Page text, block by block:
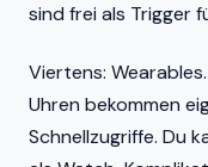
sind frei als Trigger
Viertens:
Uhren bekommen
Schnellzugriffe. Du